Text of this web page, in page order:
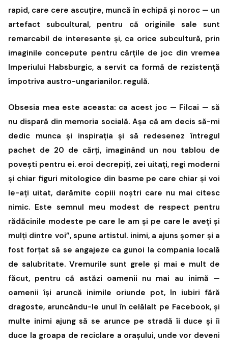
rapid, care cere ascuțire, muncă în echipă și noroc — un
artefact subcultural, pentru că originile sale sunt
remarcabil de interesante și, ca orice subcultură, prin
imaginile concepute pentru cărțile de joc din vremea
Imperiului Habsburgic, a servit ca formă de rezistență
împotriva austro-ungarianilor. regulă.
Obsesia mea este aceasta: ca acest joc — Filcai — să
nu dispară din memoria socială. Așa că am decis să-mi
dedic munca și inspirația și să redesenez întregul
pachet de 20 de cărți, imaginând un nou tablou de
povești pentru ei. eroi decrepiți, zei uitați, regi moderni
și chiar figuri mitologice din basme pe care chiar și voi
le-ați uitat, darămite copiii noștri care nu mai citesc
nimic. Este semnul meu modest de respect pentru
rădăcinile modeste pe care le am și pe care le aveți și
mulți dintre voi”, spune artistul. inimi, a ajuns șomer și a
fost forțat să se angajeze ca gunoi la compania locală
de salubritate. Vremurile sunt grele și mai e mult de
făcut, pentru că astăzi oamenii nu mai au inimă —
oamenii își aruncă inimile oriunde pot, în iubiri fără
dragoste, aruncându-le unul în celălalt pe Facebook, și
multe inimi ajung să se arunce pe stradă îi duce și îi
duce la groapa de reciclare a orașului, unde vor deveni